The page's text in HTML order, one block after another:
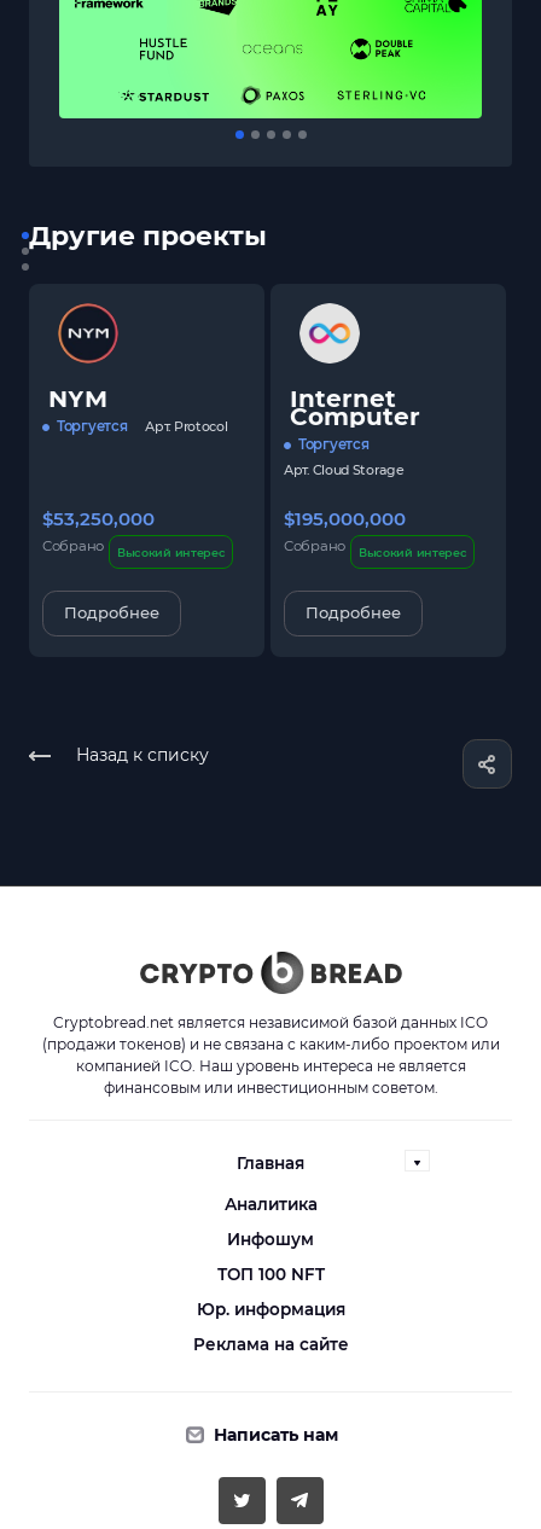
Другие проекты
NYM
Торгуется Арт. Protocol
$53,250,000
Собрано Высокий интерес
Подробнее
Internet
Computer
Торгуется
Арт. Cloud Storage
$195,000,000
Собрано Высокий интерес
Подробнее
Назад к списку
Cryptobread.net является независимой базой данных ICO
(продажи токенов) и не связана с каким-либо проектом или
компанией ICO. Наш уровень интереса не является
финансовым или инвестиционным советом.
Главная
Аналитика
Инфошум
ТОП 100 NFT
Юр. информация
Реклама на сайте
Написать нам